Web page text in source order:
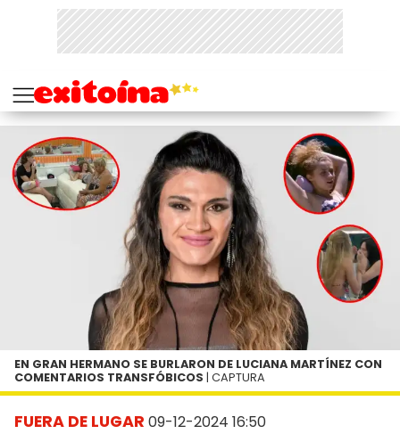
FUERA DE LUGAR 09-12-2024 16:50
EN GRAN HERMANO SE BURLARON DE LUCIANA MARTÍNEZ CON
COMENTARIOS TRANSFÓBICOS | CAPTURA